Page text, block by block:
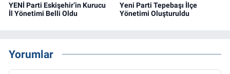
YENİ Parti Eskişehir’in Kurucu
İl Yönetimi Belli Oldu
Yeni Parti Tepebaşı İlçe
Yönetimi Oluşturuldu
Yorumlar